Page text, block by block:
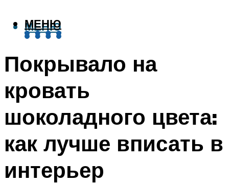
МЕНЮ
МЕНЮ
Покрывало на
кровать
шоколадного цвета:
как лучше вписать в
интерьер